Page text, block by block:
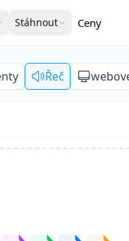
Stáhnout Ceny
Řeč